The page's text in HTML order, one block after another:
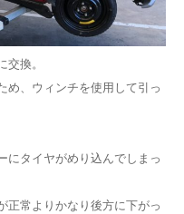
換。
め、ウィンチを使用して引っ
にタイヤがめり込んでしまっ
正常よりかなり後方に下がっ